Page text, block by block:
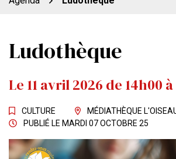
Ludothèque
Le 11avril2026 de 14h00
CULTURE
MÉDIATHÈQUE
PUBLIÉ LE MARDI 07 OCTOBRE 25